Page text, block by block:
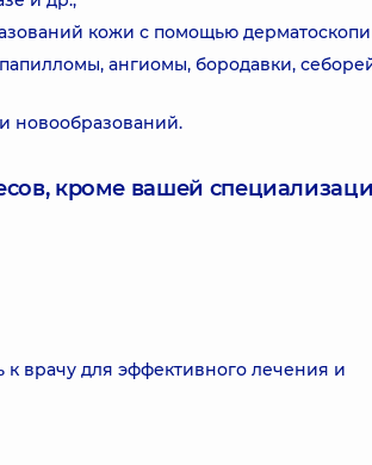
кожи с помощью
ангиомы, бородавки,
новообразований.
кроме вашей
врачу для эффективного лечения и